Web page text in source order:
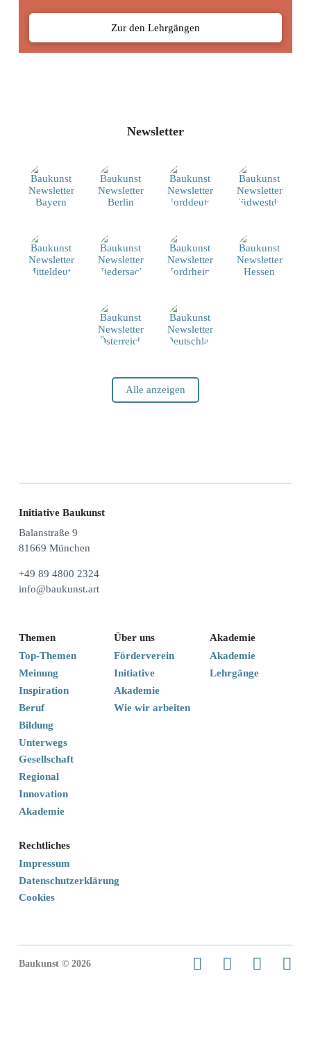
Zur den Lehrgängen
Newsletter
Alle anzeigen
Initiative Baukunst
Balanstraße 9
81669 München
+49 89 4800 2324
info@baukunst.art
Themen
Top-Themen
Meinung
Inspiration
Beruf
Bildung
Unterwegs
Gesellschaft
Regional
Innovation
Akademie
Akademie
Akademie
Lehrgänge
Über uns
Förderverein
Initiative
Akademie
Wie wir arbeiten
Rechtliches
Impressum
Datenschutzerklärung
Cookies
Baukunst © 2026